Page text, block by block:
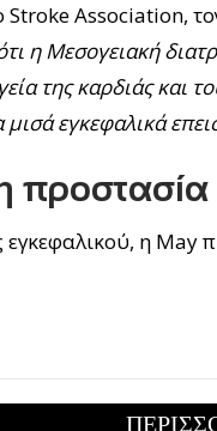
Stroke Association,
η Μεσογειακή
της καρδιάς
εγκεφαλικά
προστασία
η May